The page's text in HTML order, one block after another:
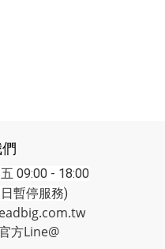
09:00 - 18:00
服務)
方Line@